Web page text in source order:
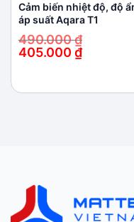
Cảm biến nhiệt độ, độ
áp suất Aqara T1
490.000₫
490.000 ₫.
405.000 ₫
là: